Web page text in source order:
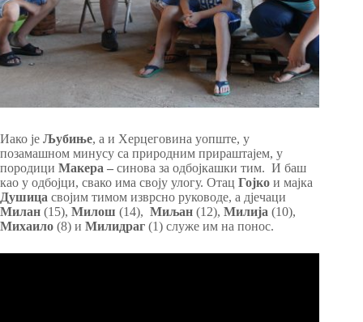
Иако је Љубиње, а и Херцеговина уопште, у
позамашном минусу са природним прираштајем, у
породици Макера – синова за одбојкашки тим. И баш
као у одбојци, свако има своју улогу. Отац Гојко и мајка
Душица својим тимом изврсно руководе, а дјечаци
Милан (15), Милош (14), Миљан (12), Милија (10),
Михаило (8) и Милидраг (1) служе им на понос.